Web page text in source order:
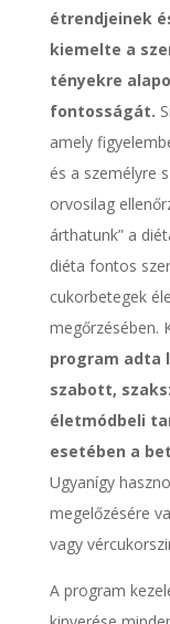
étrendjeinek
kiemelte a
tényekre
fontosságát.
amely
és a személyre
orvosilag
árthatunk” a
diéta fontos
cukorbetegek
megőrzésében.
program adta
szabott,
életmódbeli
esetében a
Ugyanígy
megelőzésére
vagy
A program